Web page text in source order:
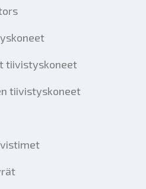
tiivistyskoneet
tiivistyskoneet